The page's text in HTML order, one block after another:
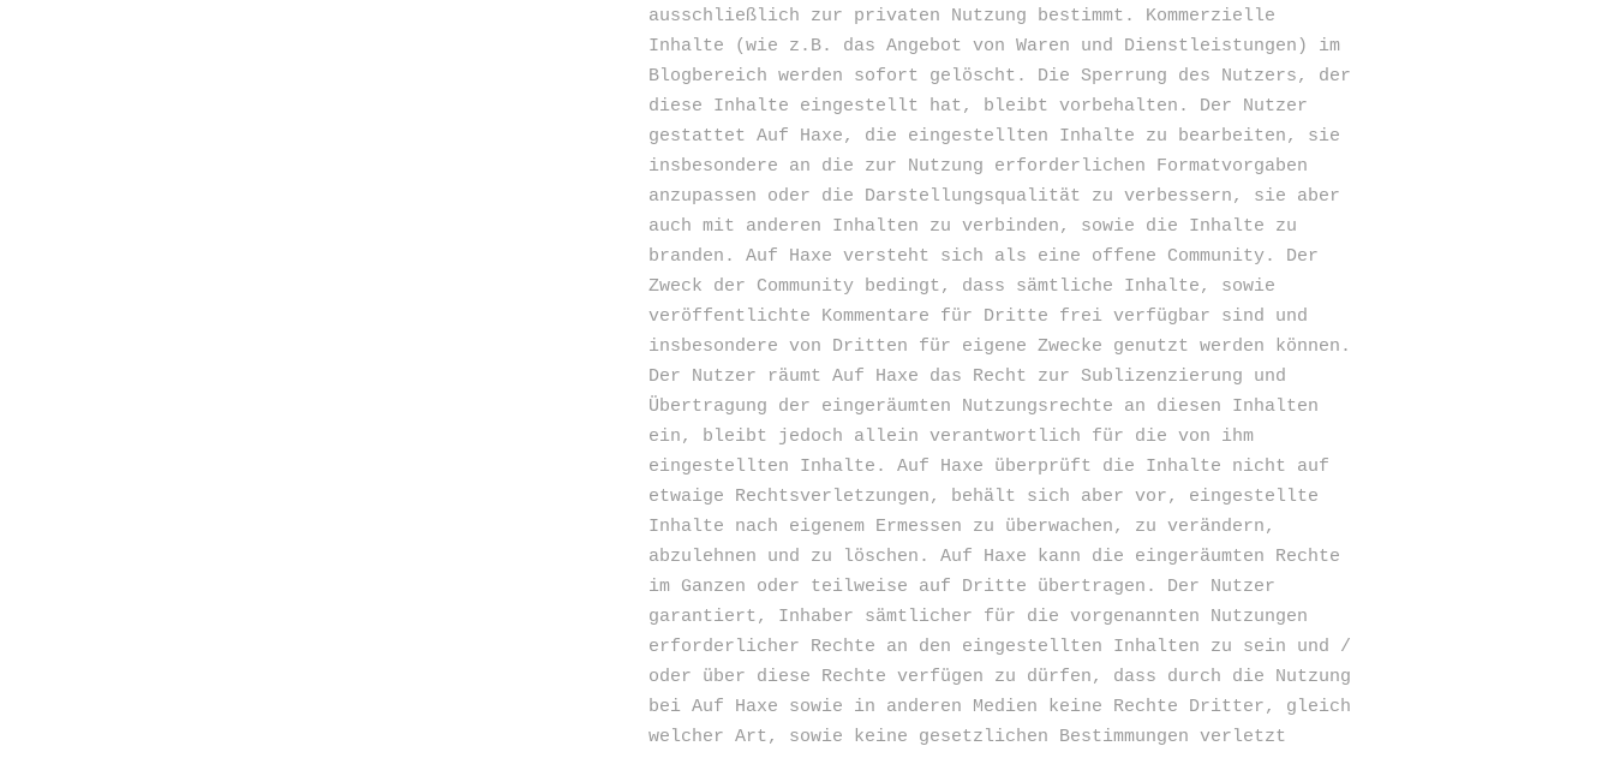
ausschließlich zur privaten Nutzung bestimmt. Kommerzielle
Inhalte (wie z.B. das Angebot von Waren und Dienstleistungen) im
Blogbereich werden sofort gelöscht. Die Sperrung des Nutzers, der
diese Inhalte eingestellt hat, bleibt vorbehalten. Der Nutzer
gestattet Auf Haxe, die eingestellten Inhalte zu bearbeiten, sie
insbesondere an die zur Nutzung erforderlichen Formatvorgaben
anzupassen oder die Darstellungsqualität zu verbessern, sie aber
auch mit anderen Inhalten zu verbinden, sowie die Inhalte zu
branden. Auf Haxe versteht sich als eine offene Community. Der
Zweck der Community bedingt, dass sämtliche Inhalte, sowie
veröffentlichte Kommentare für Dritte frei verfügbar sind und
insbesondere von Dritten für eigene Zwecke genutzt werden können.
Der Nutzer räumt Auf Haxe das Recht zur Sublizenzierung und
Übertragung der eingeräumten Nutzungsrechte an diesen Inhalten
ein, bleibt jedoch allein verantwortlich für die von ihm
eingestellten Inhalte. Auf Haxe überprüft die Inhalte nicht auf
etwaige Rechtsverletzungen, behält sich aber vor, eingestellte
Inhalte nach eigenem Ermessen zu überwachen, zu verändern,
abzulehnen und zu löschen. Auf Haxe kann die eingeräumten Rechte
im Ganzen oder teilweise auf Dritte übertragen. Der Nutzer
garantiert, Inhaber sämtlicher für die vorgenannten Nutzungen
erforderlicher Rechte an den eingestellten Inhalten zu sein und /
oder über diese Rechte verfügen zu dürfen, dass durch die Nutzung
bei Auf Haxe sowie in anderen Medien keine Rechte Dritter, gleich
welcher Art, sowie keine gesetzlichen Bestimmungen verletzt